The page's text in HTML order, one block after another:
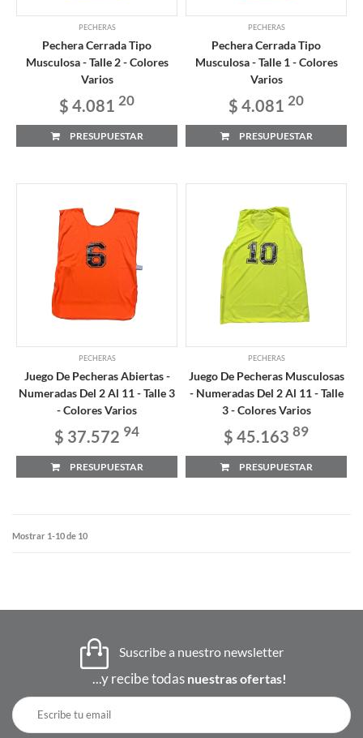
PECHERAS
Pechera Cerrada Tipo
Musculosa - Talle 2 - Colores
Varios
$ 4.081 20
PRESUPUESTAR
PECHERAS
Pechera Cerrada Tipo
Musculosa - Talle 1 - Colores
Varios
$ 4.081 20
PRESUPUESTAR
PECHERAS
Juego De Pecheras Abiertas -
Numeradas Del 2 Al 11 - Talle 3
- Colores Varios
$ 37.572 94
PRESUPUESTAR
PECHERAS
Juego De Pecheras Musculosas
- Numeradas Del 2 Al 11 - Talle
3 - Colores Varios
$ 45.163 89
PRESUPUESTAR
Mostrar 1-10 de 10
Suscribe a nuestro newsletter
...y recibe todas nuestras ofertas!